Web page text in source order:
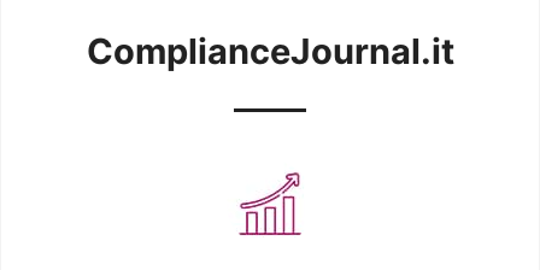
ComplianceJournal.it